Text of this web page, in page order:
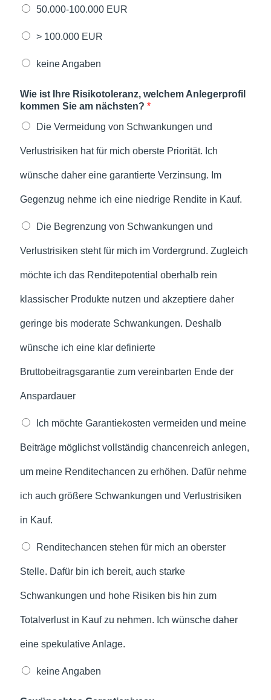
50.000-100.000 EUR
> 100.000 EUR
keine Angaben
Wie ist Ihre Risikotoleranz, welchem Anlegerprofil
kommen Sie am nächsten?*
Die Vermeidung von Schwankungen und
Verlustrisiken hat für mich oberste Priorität. Ich
wünsche daher eine garantierte Verzinsung. Im
Gegenzug nehme ich eine niedrige Rendite in Kauf.
Die Begrenzung von Schwankungen und
Verlustrisiken steht für mich im Vordergrund. Zugleich
möchte ich das Renditepotential oberhalb rein
klassischer Produkte nutzen und akzeptiere daher
geringe bis moderate Schwankungen. Deshalb
wünsche ich eine klar definierte
Bruttobeitragsgarantie zum vereinbarten Ende der
Anspardauer
Ich möchte Garantiekosten vermeiden und meine
Beiträge möglichst vollständig chancenreich anlegen,
um meine Renditechancen zu erhöhen. Dafür nehme
ich auch größere Schwankungen und Verlustrisiken
in Kauf.
Renditechancen stehen für mich an oberster
Stelle. Dafür bin ich bereit, auch starke
Schwankungen und hohe Risiken bis hin zum
Totalverlust in Kauf zu nehmen. Ich wünsche daher
eine spekulative Anlage.
keine Angaben